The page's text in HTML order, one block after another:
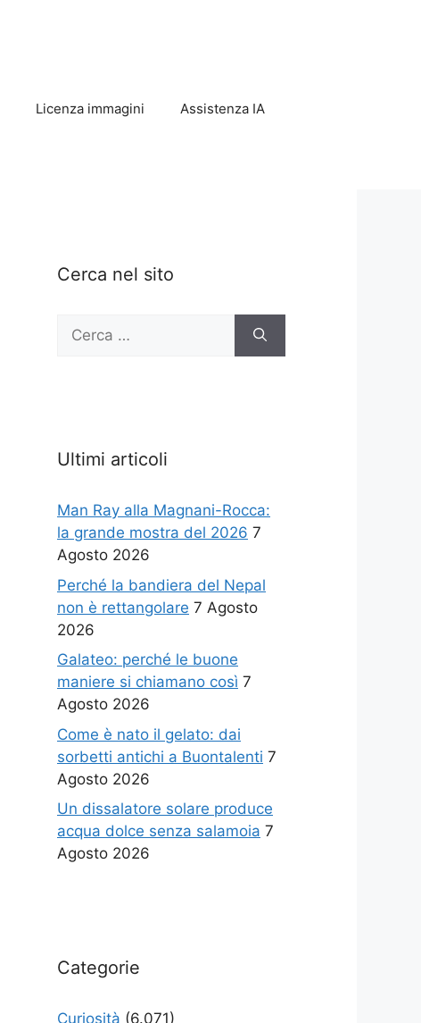
Licenza immagini Assistenza IA
Cerca nel sito
Ricerca
Ultimi articoli
Man Ray alla Magnani-Rocca:
la grande mostra del 2026 7
Agosto 2026
Perché la bandiera del Nepal
non è rettangolare 7 Agosto
2026
Galateo: perché le buone
maniere si chiamano così 7
Agosto 2026
Come è nato il gelato: dai
sorbetti antichi a Buontalenti 7
Agosto 2026
Un dissalatore solare produce
acqua dolce senza salamoia 7
Agosto 2026
Categorie
Curiosità (6.071)